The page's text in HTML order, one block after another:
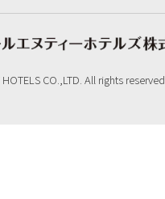
CO.,LTD. All rights reserved.